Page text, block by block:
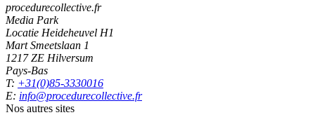
procedurecollective.fr
Media Park
Locatie Heideheuvel H1
Mart Smeetslaan 1
1217 ZE Hilversum
Pays-Bas
T: +31(0)85-3330016
E: info@procedurecollective.fr
Nos autres sites